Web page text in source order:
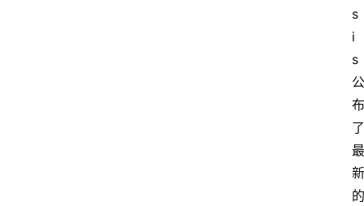
s
i
s
公
布
了
最
新
的